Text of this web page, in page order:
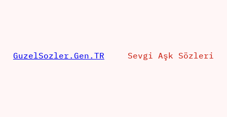
GuzelSozler.Gen.TR Sevgi Aşk Sözleri